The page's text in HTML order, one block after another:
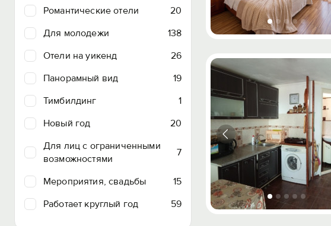
Романтические отели
20
Для молодежи
138
Отели на уикенд
26
Панорамный вид
19
Тимбилдинг
1
Новый год
20
Для лиц с ограниченными
возможностями
7
Мероприятия, свадьбы
15
Работает круглый год
59